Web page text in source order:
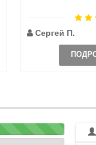
Сергей П.